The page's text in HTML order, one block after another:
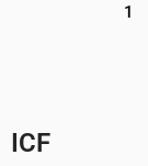
1
ICF